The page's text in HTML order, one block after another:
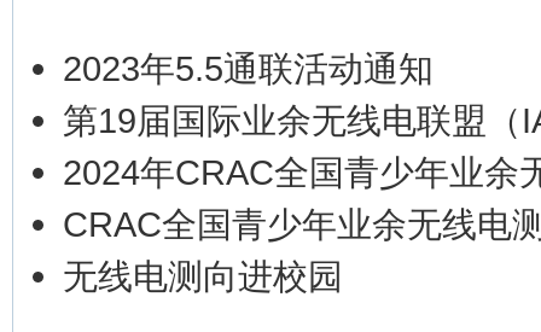
2023年5.5通联活动通知
第19届国际业余无线电联盟（
2024年CRAC全国青少年业余
CRAC全国青少年业余无线电
无线电测向进校园